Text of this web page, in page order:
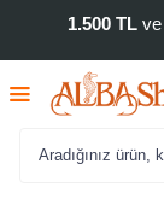
1.500 TLve